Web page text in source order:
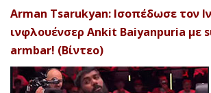
Arman Tsarukyan: Ισοπέδωσε τον
ινφλουένσερ Ankit Baiyanpuria με
armbar! (Βίντεο)